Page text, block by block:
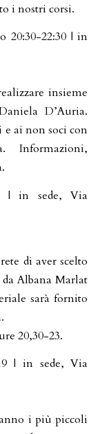
i nostri corsi.
20:30-22:30 | in
insieme
D’Auria.
ai non soci con
Informazioni,
| in sede, Via
di aver scelto
Albana Marlat
sarà fornito
20,30-23.
| in sede, Via
i più piccoli